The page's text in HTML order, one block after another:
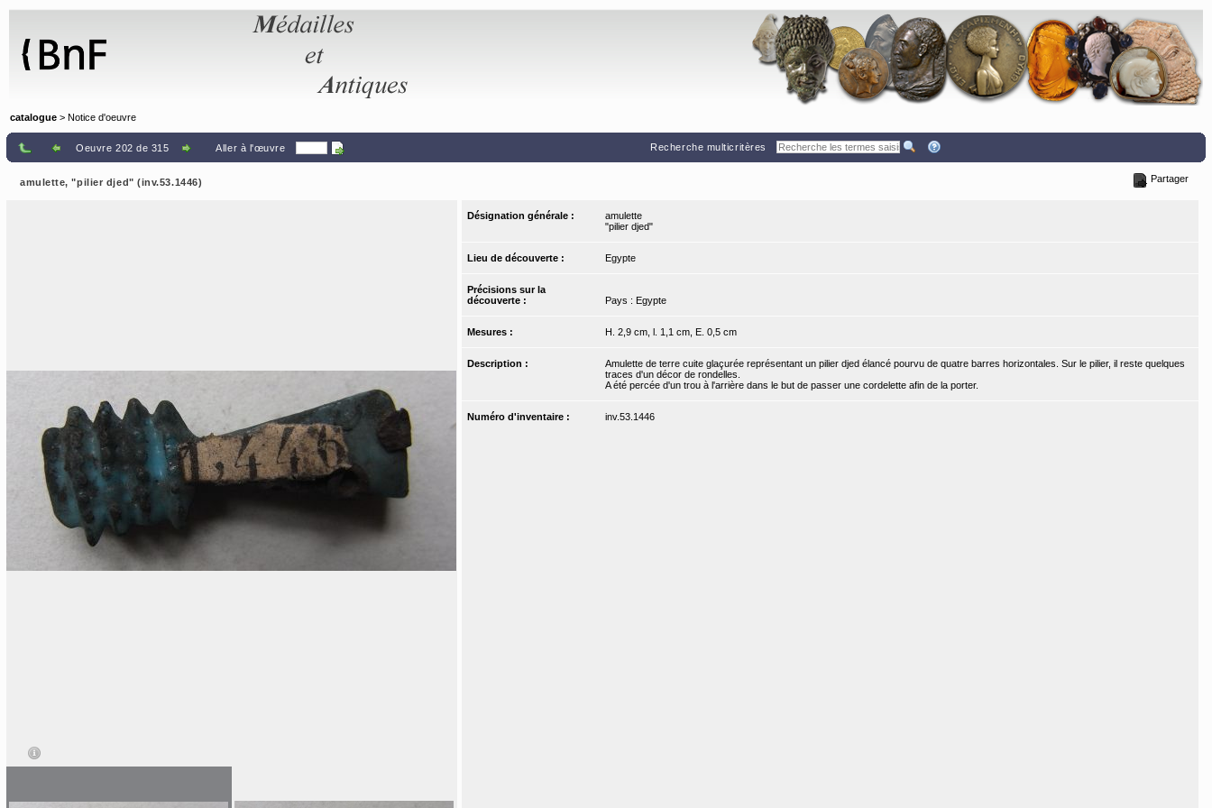
catalogue > Notice d'oeuvre
Oeuvre 202 de 315 Aller à l'œuvre Recherche multicritères
amulette, "pilier djed" (inv.53.1446) Partager
Désignation générale :
amulette
"pilier djed"
Lieu de découverte : Egypte
Précisions sur la
découverte :
Pays : Egypte
Mesures : H. 2,9 cm, l. 1,1 cm, E. 0,5 cm
Description :
Amulette de terre cuite glaçurée représentant un pilier djed élancé pourvu de quatre barres horizontales. Sur le pilier, il reste quelques
traces d'un décor de rondelles.
A été percée d'un trou à l'arrière dans le but de passer une cordelette afin de la porter.
Numéro d'inventaire : inv.53.1446